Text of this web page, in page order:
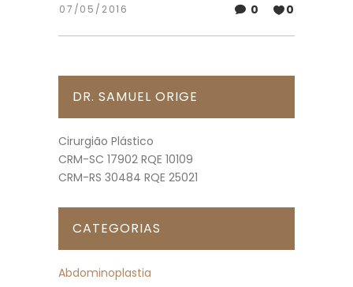
07/05/2016 0 0
DR. SAMUEL ORIGE
Cirurgião Plástico
CRM-SC 17902 RQE 10109
CRM-RS 30484 RQE 25021
CATEGORIAS
Abdominoplastia